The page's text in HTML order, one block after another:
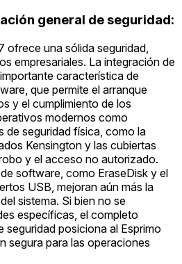
general de seguridad:
ofrece una sólida seguridad,
empresariales. La integración de
característica de
que permite el arranque
y el cumplimiento de los
modernos como
de seguridad física, como la
Kensington y las cubiertas
y el acceso no autorizado.
software, como EraseDisk y el
USB, mejoran aún más la
sistema. Si bien no se
específicas, el completo
posiciona al Esprimo
segura para las operaciones